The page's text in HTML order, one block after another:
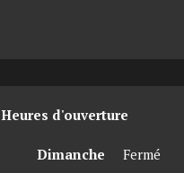
Heures d'ouverture
Dimanche
Fermé